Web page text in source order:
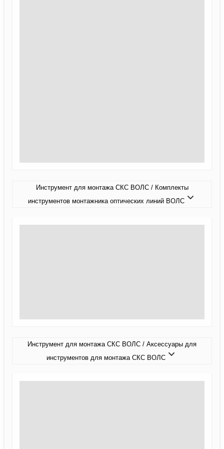
Инструмент для монтажа СКС ВОЛС / Комплекты
инструментов монтажника оптических линий ВОЛС
Инструмент для монтажа СКС ВОЛС / Аксессуары для
инструментов для монтажа СКС ВОЛС